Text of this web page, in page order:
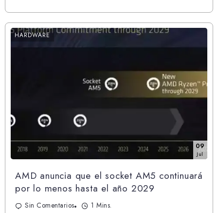
HARDWARE
09
Jul
AMD anuncia que el socket AM5 continuará
por lo menos hasta el año 2029
Sin Comentarios
1 Mins.